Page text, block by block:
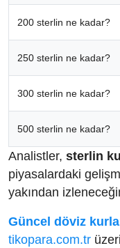
200 sterlin ne kadar?
250 sterlin ne kadar?
300 sterlin ne kadar?
500 sterlin ne kadar?
Analistler, sterlin
piyasalardaki
yakından
Güncel döviz
tikopara.com.tr